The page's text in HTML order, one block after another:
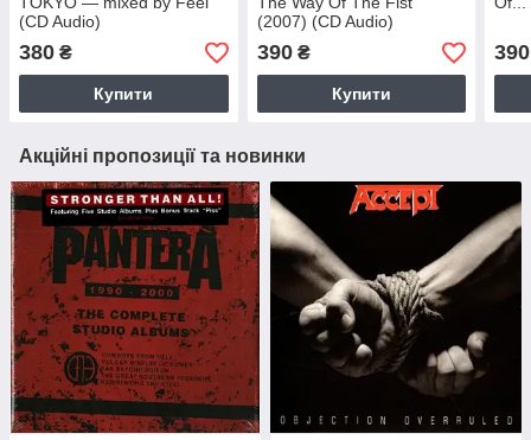
(CD Audio)
380 ₴
Купити
(2007) (CD Audio)
390₴
Купити
390
Акційні пропозиції та новинки